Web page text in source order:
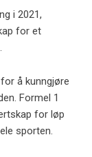
i 2021,
for et
å kunngjøre
Formel 1
for løp
sporten.